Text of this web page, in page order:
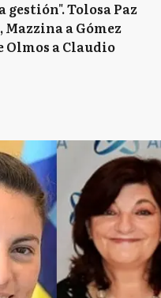
Tolosa Paz
a Gómez
a Claudio